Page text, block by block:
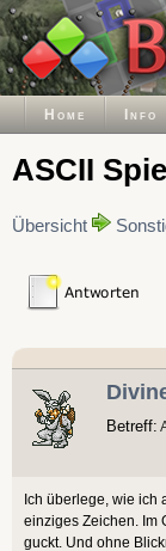
Home Info
ASCII
Übersicht
Betreff:
Ich überlege, wie ich
einziges Zeichen. Im
guckt. Und ohne